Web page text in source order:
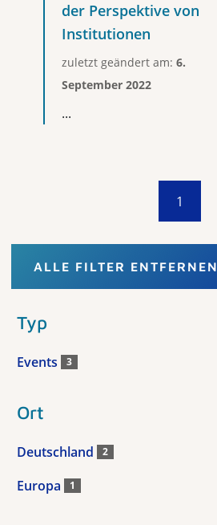
der Perspektive von
Institutionen
zuletzt geändert am: 6.
September 2022
...
1
ALLE FILTER ENTFERNEN
Typ
Events 3
Ort
Deutschland 2
Europa 1